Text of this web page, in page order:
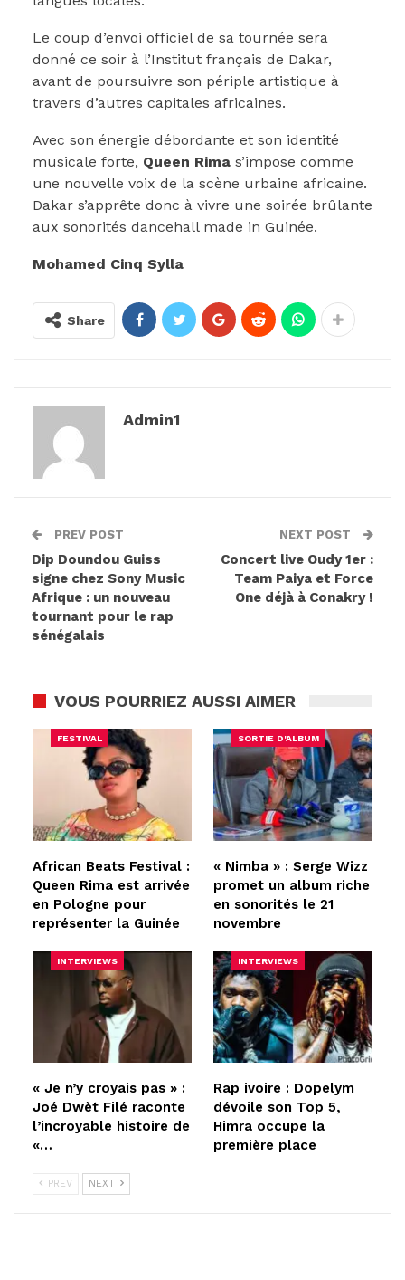
Le coup d’envoi officiel de sa tournée sera
donné ce soir à l’Institut français de Dakar,
avant de poursuivre son périple artistique à
travers d’autres capitales africaines.
Avec son énergie débordante et son identité
musicale forte, Queen Rima s’impose comme
une nouvelle voix de la scène urbaine africaine.
Dakar s’apprête donc à vivre une soirée brûlante
aux sonorités dancehall made in Guinée.
Mohamed Cinq Sylla
Share
Admin1
PREV POST
Dip Doundou Guiss
signe chez Sony Music
Afrique : un nouveau
tournant pour le rap
sénégalais
NEXT POST
Concert live Oudy 1er :
Team Paiya et Force
One déjà à Conakry !
VOUS POURRIEZ AUSSI AIMER
FESTIVAL
African Beats Festival :
Queen Rima est arrivée
en Pologne pour
représenter la Guinée
SORTIE D'ALBUM
« Nimba » : Serge Wizz
promet un album riche
en sonorités le 21
novembre
INTERVIEWS
« Je n’y croyais pas » :
Joé Dwèt Filé raconte
l’incroyable histoire de
«…
INTERVIEWS
Rap ivoire : Dopelym
dévoile son Top 5,
Himra occupe la
première place
PREV NEXT